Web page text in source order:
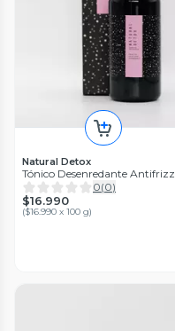
Natural Detox
Tónico Desenredante Antifrizz
0(0)
$16.990
($16.990 x 100 g)